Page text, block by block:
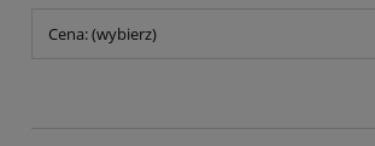
Cena: (wybierz)